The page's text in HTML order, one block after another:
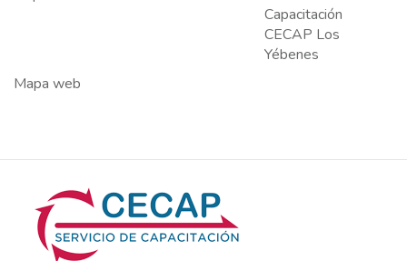
Capacitación
CECAP Los
Yébenes
Mapa web